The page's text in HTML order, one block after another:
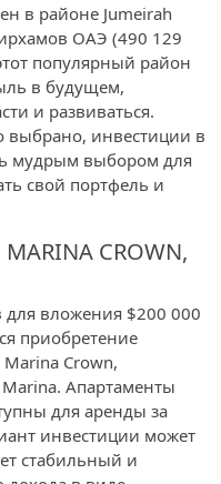
в районе Jumeirah
ОАЭ (490 129
популярный район
в будущем,
и развиваться.
выбрано, инвестиции в
мудрым выбором для
свой портфель и
CROWN,
вложения $200 000
приобретение
Crown,
Апартаменты
для аренды за
инвестиции может
стабильный и